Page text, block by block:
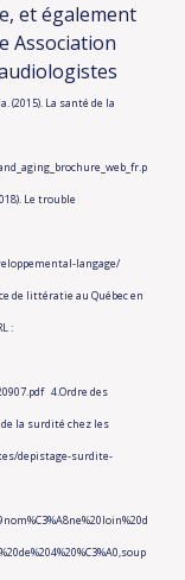
, et également
Association
(2015). La santé de la
Le trouble
langage/
de littératie au Québec en
:
4.Ordre des
la surdité chez les
depistage-surdite-